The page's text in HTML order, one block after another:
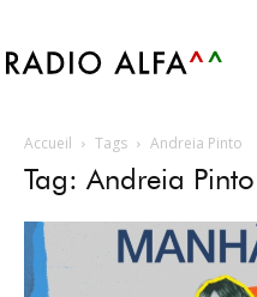
Accueil Tags Andreia Pinto
Tag: Andreia Pinto